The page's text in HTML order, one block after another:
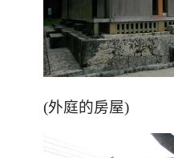
(外庭的房屋)